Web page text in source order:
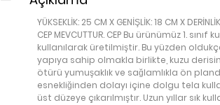
YÜKSEKLİK: 25 CM X GENİŞLİK: 18 CM X
CEP MEVCUTTUR. CEP Bu ürünümüz 1. sınıf
kullanılarak üretilmiştir. Bu yüzden
yapıya sahip olmakla birlikte, kuzu
ötürü yumuşaklık ve sağlamlıkla ön
esnekliğinden dolayı içine dolgu tela
üst düzeye çıkarılmıştır. Uzun yıllar sık